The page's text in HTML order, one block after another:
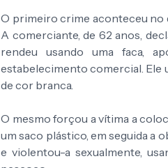
O primeiro crime aconteceu no
A comerciante, de 62 anos,
rendeu usando uma faca,
estabelecimento comercial. Ele
de cor branca.
O mesmo forçou a vítima a
um saco plástico, em seguida
e violentou-a sexualmente,